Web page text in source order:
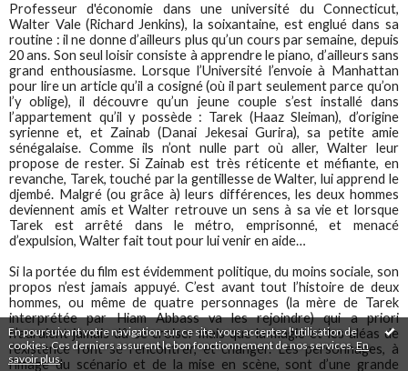
En poursuivant votre navigation sur ce site, vous acceptez l'utilisation de
cookies. Ces derniers assurent le bon fonctionnement de nos services.En
savoir plus.
Professeur d'économie dans une université du Connecticut,
Walter Vale (Richard Jenkins), la soixantaine, est englué dans sa
routine : il ne donne d’ailleurs plus qu’un cours par semaine, depuis
20 ans. Son seul loisir consiste à apprendre le piano, d’ailleurs sans
grand enthousiasme. Lorsque l’Université l’envoie à Manhattan
pour lire un article qu’il a cosigné (où il part seulement parce qu’on
l’y oblige), il découvre qu’un jeune couple s’est installé dans
l’appartement qu’il y possède : Tarek (Haaz Sleiman), d’origine
syrienne et, et Zainab (Danai Jekesai Gurira), sa petite amie
sénégalaise. Comme ils n’ont nulle part où aller, Walter leur
propose de rester. Si Zainab est très réticente et méfiante, en
revanche, Tarek, touché par la gentillesse de Walter, lui apprend le
djembé. Malgré (ou grâce à) leurs différences, les deux hommes
deviennent amis et Walter retrouve un sens à sa vie et lorsque
Tarek est arrêté dans le métro, emprisonné, et menacé
d’expulsion, Walter fait tout pour lui venir en aide…
Si la portée du film est évidemment politique, du moins sociale, son
propos n’est jamais appuyé. C’est avant tout l’histoire de deux
hommes, ou même de quatre personnages (la mère de Tarek
interprétée par Hiam Abbass va les rejoindre) qui a priori
n’auraient jamais dû se croiser mais que la magie et les aléas de
l’existence font se rencontrer, et changer. Les personnages, à
l’image du scénario et de la mise en scène, sont d’une grande